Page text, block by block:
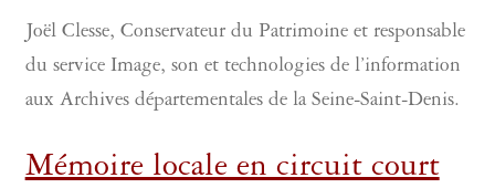
menu
enfant
Boutique
Ouvrir
le
menu
Joël Clesse, Conservateur du Patrimoine et responsable
du service Image, son et technologies de l’information
aux Archives départementales de la Seine-Saint-Denis.
Mémoire locale en circuit court